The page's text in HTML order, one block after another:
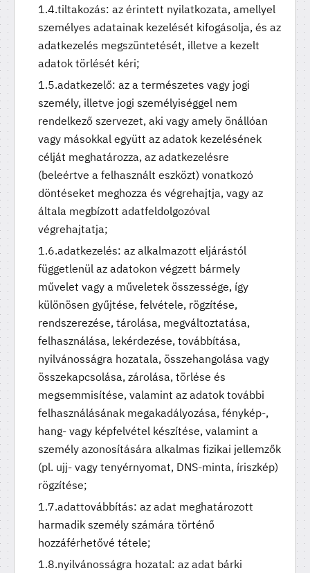
tiltakozás: az érintett nyilatkozata, amellyel
személyes adatainak kezelését kifogásolja, és az
adatkezelés megszüntetését, illetve a kezelt
adatok törlését kéri;
adatkezelő: az a természetes vagy jogi
személy, illetve jogi személyiséggel nem
rendelkező szervezet, aki vagy amely önállóan
vagy másokkal együtt az adatok kezelésének
célját meghatározza, az adatkezelésre
(beleértve a felhasznált eszközt) vonatkozó
döntéseket meghozza és végrehajtja, vagy az
általa megbízott adatfeldolgozóval
végrehajtatja;
adatkezelés: az alkalmazott eljárástól
függetlenül az adatokon végzett bármely
művelet vagy a műveletek összessége, így
különösen gyűjtése, felvétele, rögzítése,
rendszerezése, tárolása, megváltoztatása,
felhasználása, lekérdezése, továbbítása,
nyilvánosságra hozatala, összehangolása vagy
összekapcsolása, zárolása, törlése és
megsemmisítése, valamint az adatok további
felhasználásának megakadályozása, fénykép-,
hang- vagy képfelvétel készítése, valamint a
személy azonosítására alkalmas fizikai jellemzők
(pl. ujj- vagy tenyérnyomat, DNS-minta, íriszkép)
rögzítése;
adattovábbítás: az adat meghatározott
harmadik személy számára történő
hozzáférhetővé tétele;
nyilvánosságra hozatal: az adat bárki